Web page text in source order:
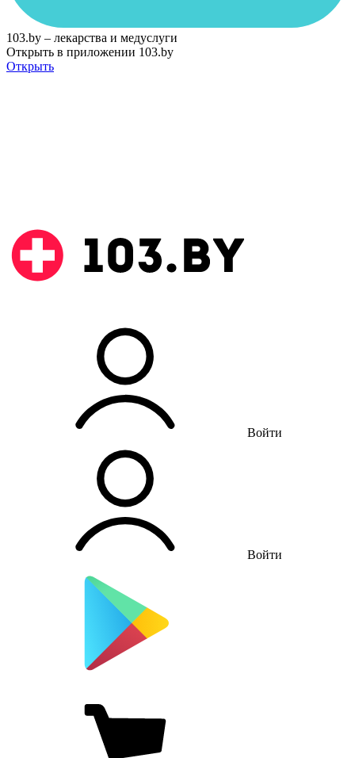
103.by – лекарства и медуслуги
Открыть в приложении 103.by
Открыть
Войти
Войти